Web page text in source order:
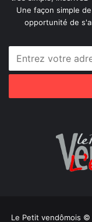
Une façon simple
opportunité de
Le Petit vendômois